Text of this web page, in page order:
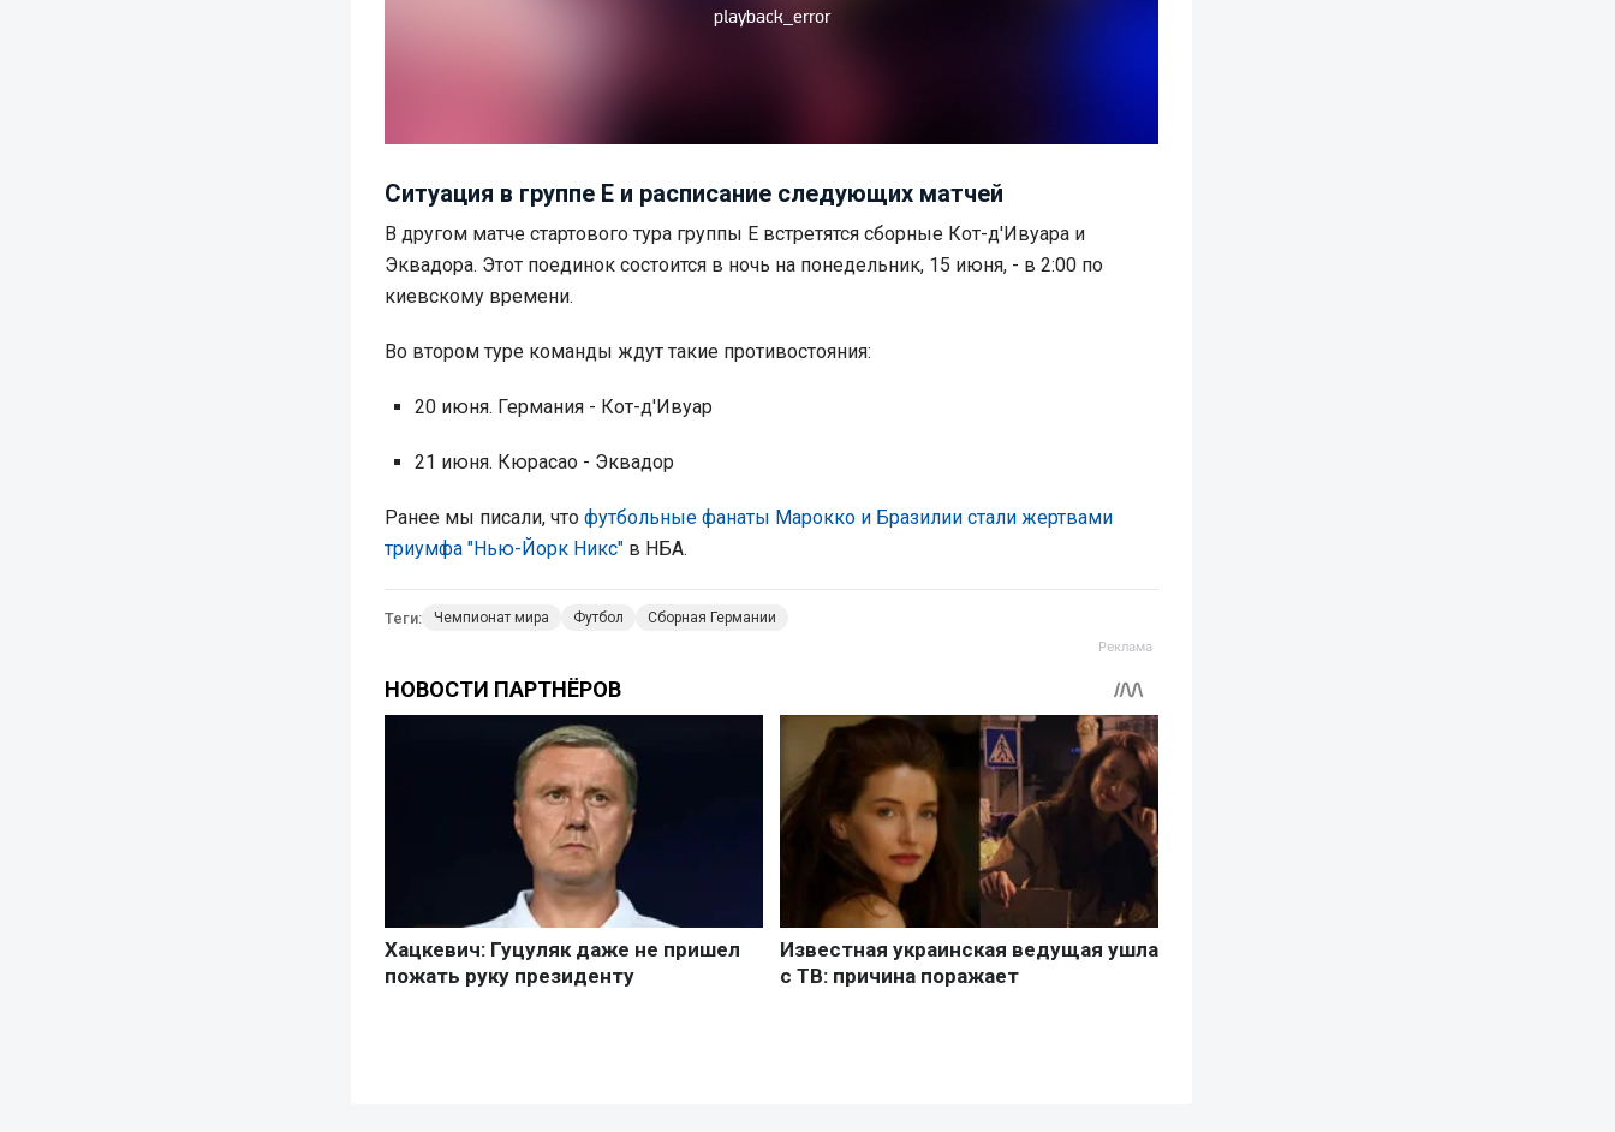
Ситуация в группе E и расписание следующих матчей
В другом матче стартового тура группы E встретятся сборные Кот-д'Ивуара и
Эквадора. Этот поединок состоится в ночь на понедельник, 15 июня, - в 2:00 по
киевскому времени.
Во втором туре команды ждут такие противостояния:
20 июня. Германия - Кот-д'Ивуар
21 июня. Кюрасао - Эквадор
Ранее мы писали, что футбольные фанаты Марокко и Бразилии стали жертвами
триумфа "Нью-Йорк Никс" в НБА.
Теги: Чемпионат мира Футбол Сборная Германии